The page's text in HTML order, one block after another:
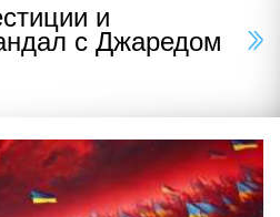
и
с Джаредом